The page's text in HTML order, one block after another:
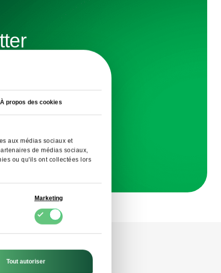
À propos des cookies
aux médias sociaux et
de médias sociaux,
ou qu'ils ont collectées lors
Marketing
Tout autoriser